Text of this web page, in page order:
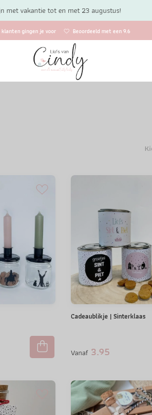
gingen je voor Beoordeeld met een 9.6
Cadeaublikje | Sinterklaas
Vanaf3.95
met vakantie tot en met 23 augustus!